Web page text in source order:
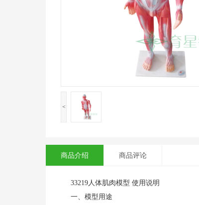
<
商品介绍 商品评论
33219人体肌肉模型 使用说明
一、模型用途